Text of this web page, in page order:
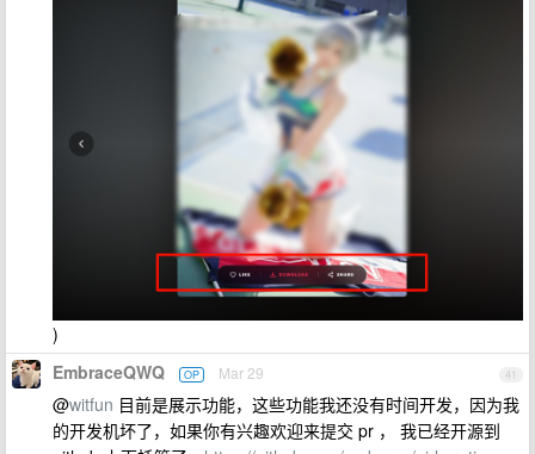
)
41
EmbraceQWQ OP Mar 29
@witfun 目前是展示功能，这些功能我还没有时间开发，因为我
的开发机坏了，如果你有兴趣欢迎来提交 pr ， 我已经开源到